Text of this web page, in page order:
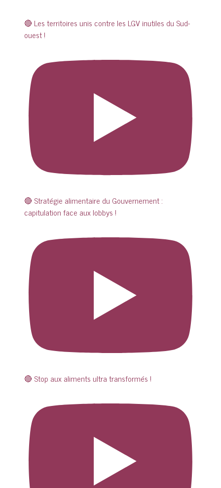
🔴 Les territoires unis contre les LGV inutiles du Sud-
ouest !
🔴 Stratégie alimentaire du Gouvernement :
capitulation face aux lobbys !
🔴 Stop aux aliments ultra transformés !